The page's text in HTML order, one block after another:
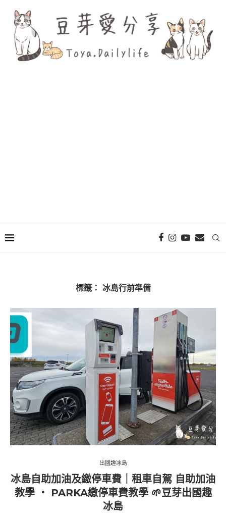
標籤： 冰島行前準備
出國趣冰島
冰島自助加油及繳停車費｜租車自駕 自助加油
教學 ‧ PARKA繳停車費教學 🌱豆芽出國趣
冰島